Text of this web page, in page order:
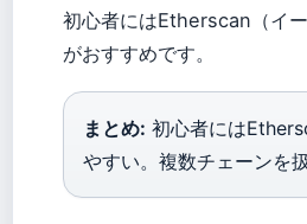
初心者にはEtherscan（イ
がおすすめです。
まとめ: 初心者には
やすい。複数チェーンを